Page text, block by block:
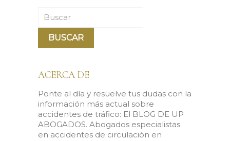
Buscar
ACERCA DE
Ponte al día y resuelve tus dudas con la
información más actual sobre
accidentes de tráfico: El BLOG DE UP
ABOGADOS. Abogados especialistas
en accidentes de circulación en